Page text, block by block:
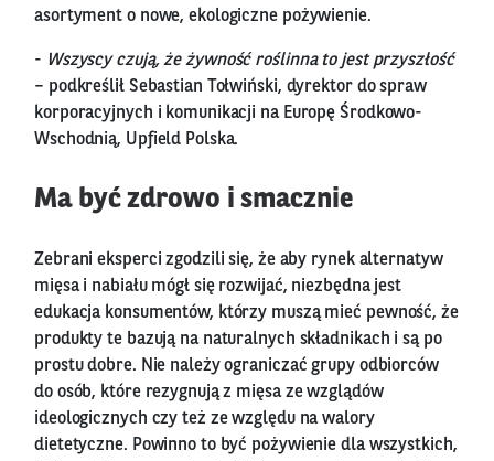
asortyment o nowe, ekologiczne pożywienie.
- Wszyscy czują, że żywność roślinna to jest przyszłość
– podkreślił Sebastian Tołwiński, dyrektor do spraw
korporacyjnych i komunikacji na Europę Środkowo-
Wschodnią, Upfield Polska.
Ma być zdrowo i smacznie
Zebrani eksperci zgodzili się, że aby rynek alternatyw
mięsa i nabiału mógł się rozwijać, niezbędna jest
edukacja konsumentów, którzy muszą mieć pewność, że
produkty te bazują na naturalnych składnikach i są po
prostu dobre. Nie należy ograniczać grupy odbiorców
do osób, które rezygnują z mięsa ze wzglądów
ideologicznych czy też ze względu na walory
dietetyczne. Powinno to być pożywienie dla wszystkich,